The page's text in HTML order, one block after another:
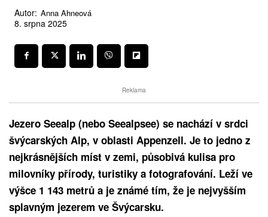
Autor: Anna Ahneová
8. srpna 2025
Reklama
Jezero Seealp (nebo Seealpsee) se nachází v srdci
švýcarských Alp, v oblasti Appenzell. Je to jedno z
nejkrásnějších míst v zemi, působivá kulisa pro
milovníky přírody, turistiky a fotografování. Leží ve
výšce 1 143 metrů a je známé tím, že je nejvyšším
splavným jezerem ve Švýcarsku.